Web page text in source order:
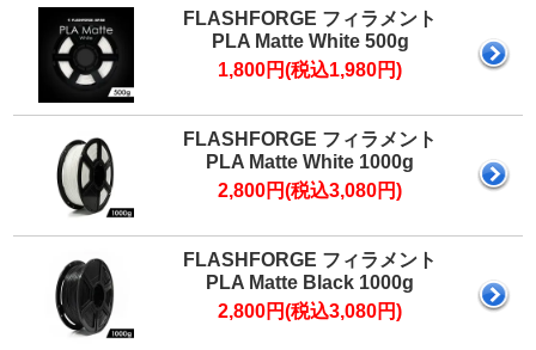
マイページ
カートを見る
ログイン
FLASHFORGE フィラメント
PLA Matte White 500g
1,800円(税込1,980円)
FLASHFORGE フィラメント
PLA Matte White 1000g
2,800円(税込3,080円)
FLASHFORGE フィラメント
PLA Matte Black 1000g
2,800円(税込3,080円)